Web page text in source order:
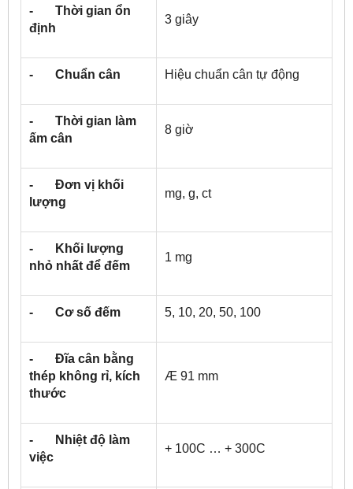
- Thời gian ổn
định
3 giây
- Chuẩn cân Hiệu chuẩn cân tự động
- Thời gian làm
ấm cân
8 giờ
- Đơn vị khối
lượng
mg, g, ct
- Khối lượng
nhỏ nhất để đếm
1 mg
- Cơ số đếm 5, 10, 20, 50, 100
- Đĩa cân bằng
thép không rỉ, kích
thước
Æ 91 mm
- Nhiệt độ làm
việc
+ 100C … + 300C